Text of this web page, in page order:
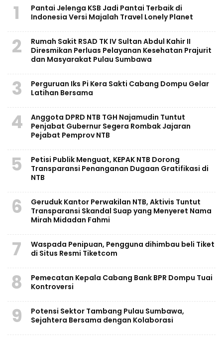
1
Pantai Jelenga KSB Jadi Pantai Terbaik di
Indonesia Versi Majalah Travel Lonely Planet
2
Rumah Sakit RSAD TK IV Sultan Abdul Kahir II
Diresmikan Perluas Pelayanan Kesehatan Prajurit
dan Masyarakat Pulau Sumbawa
3
Perguruan Iks Pi Kera Sakti Cabang Dompu Gelar
Latihan Bersama
4
Anggota DPRD NTB TGH Najamudin Tuntut
Penjabat Gubernur Segera Rombak Jajaran
Pejabat Pemprov NTB
5
Petisi Publik Menguat, KEPAK NTB Dorong
Transparansi Penanganan Dugaan Gratifikasi di
NTB
6
Geruduk Kantor Perwakilan NTB, Aktivis Tuntut
Transparansi Skandal Suap yang Menyeret Nama
Mirah Midadan Fahmi
7
Waspada Penipuan, Pengguna dihimbau beli Tiket
di Situs Resmi Tiketcom
8
Pemecatan Kepala Cabang Bank BPR Dompu Tuai
Kontroversi
9
Potensi Sektor Tambang Pulau Sumbawa,
Sejahtera Bersama dengan Kolaborasi